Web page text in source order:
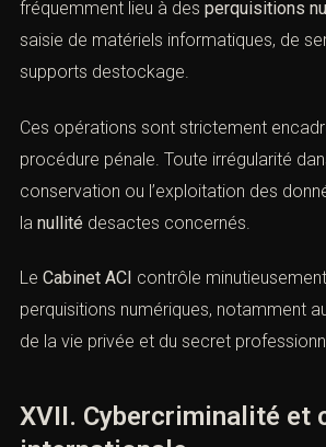
XVI. Cybercriminalité et
perquisitions numériques
(Cybercriminalité : réagir
défendre ACI)
fréquemment lieu à des perquisitions
saisie de matériels informatiques, de
supports destockage.
Ces opérations sont strictement
de procédure pénale. Toute irrégularité